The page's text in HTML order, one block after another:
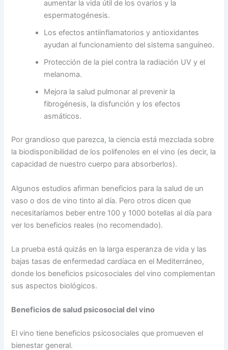
aumentar la vida útil de los ovarios y la
espermatogénesis.
Los efectos antiinflamatorios y antioxidantes
ayudan al funcionamiento del sistema sanguíneo.
Protección de la piel contra la radiación UV y el
melanoma.
Mejora la salud pulmonar al prevenir la
fibrogénesis, la disfunción y los efectos
asmáticos.
Por grandioso que parezca, la ciencia está mezclada sobre
la biodisponibilidad de los polifenoles en el vino (es decir, la
capacidad de nuestro cuerpo para absorberlos).
Algunos estudios afirman beneficios para la salud de un
vaso o dos de vino tinto al día. Pero otros dicen que
necesitaríamos beber entre 100 y 1000 botellas al día para
ver los beneficios reales (no recomendado).
La prueba está quizás en la larga esperanza de vida y las
bajas tasas de enfermedad cardíaca en el Mediterráneo,
donde los beneficios psicosociales del vino complementan
sus aspectos biológicos.
Beneficios de salud psicosocial del vino
El vino tiene beneficios psicosociales que promueven el
bienestar general.